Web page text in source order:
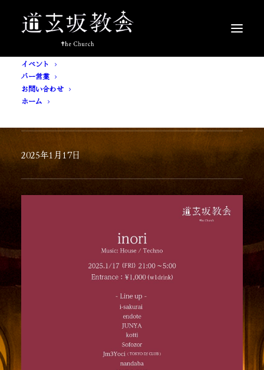
イベント
バー営業
お問い合わせ
ホーム
inori
2025年1月17日